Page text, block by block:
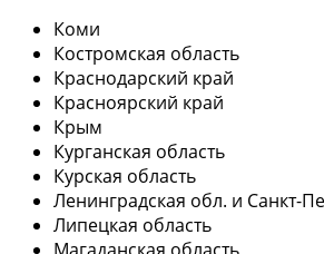
Коми
Костромская область
Краснодарский край
Красноярский край
Крым
Курганская область
Курская область
Ленинградская обл. и Санкт-
Липецкая область